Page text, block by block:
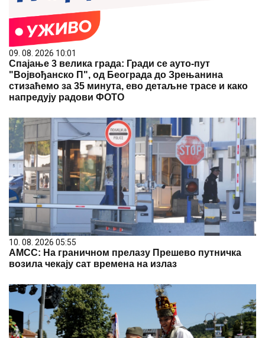
09. 08. 2026 10:01
Спајање 3 велика града: Гради се ауто-пут
"Војвођанско П", од Београда до Зрењанина
стизаћемо за 35 минута, ево детаљне трасе и како
напредују радови ФОТО
10. 08. 2026 05:55
АМСС: На граничном прелазу Прешево путничка
возила чекају сат времена на излаз